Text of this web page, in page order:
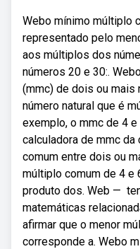
Webo mínimo múltiplo
representado pelo
aos múltiplos dos
números 20 e 30:.
(mmc) de dois ou mais
número natural que é
exemplo, o mmc de 4
calculadora de mmc
comum entre dois ou
múltiplo comum de 4 e
produto dos. Web —
matemáticas
afirmar que o menor
corresponde a. Webo